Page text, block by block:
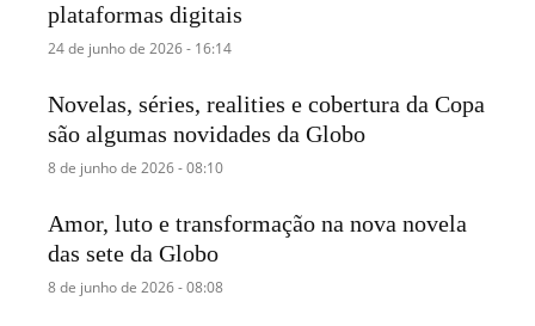
plataformas digitais
24 de junho de 2026 - 16:14
Novelas, séries, realities e cobertura da Copa
são algumas novidades da Globo
8 de junho de 2026 - 08:10
Amor, luto e transformação na nova novela
das sete da Globo
8 de junho de 2026 - 08:08